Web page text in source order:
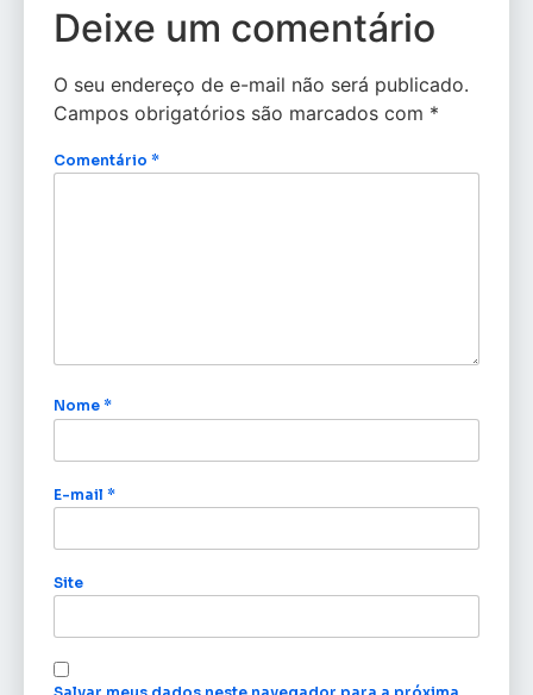
Deixe um comentário
O seu endereço de e-mail não será publicado.
Campos obrigatórios são marcados com *
Comentário *
Nome *
E-mail *
Site